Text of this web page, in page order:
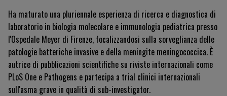
Ha maturato una pluriennale esperienza di ricerca e diagnostica di
laboratorio in biologia molecolare e immunologia pediatrica presso
l'Ospedale Meyer di Firenze, focalizzandosi sulla sorveglianza delle
patologie batteriche invasive e della meningite meningococcica. È
autrice di pubblicazioni scientifiche su riviste internazionali come
PLoS One e Pathogens e partecipa a trial clinici internazionali
sull'asma grave in qualità di sub-investigator.